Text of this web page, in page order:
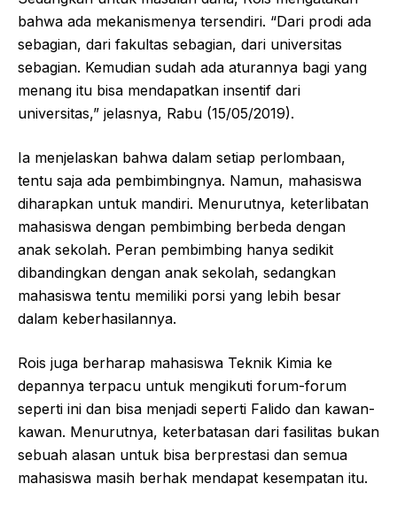
bahwa ada mekanismenya tersendiri. “Dari prodi ada
sebagian, dari fakultas sebagian, dari universitas
sebagian. Kemudian sudah ada aturannya bagi yang
menang itu bisa mendapatkan insentif dari
universitas,” jelasnya, Rabu (15/05/2019).
Ia menjelaskan bahwa dalam setiap perlombaan,
tentu saja ada pembimbingnya. Namun, mahasiswa
diharapkan untuk mandiri. Menurutnya, keterlibatan
mahasiswa dengan pembimbing berbeda dengan
anak sekolah. Peran pembimbing hanya sedikit
dibandingkan dengan anak sekolah, sedangkan
mahasiswa tentu memiliki porsi yang lebih besar
dalam keberhasilannya.
Rois juga berharap mahasiswa Teknik Kimia ke
depannya terpacu untuk mengikuti forum-forum
seperti ini dan bisa menjadi seperti Falido dan kawan-
kawan. Menurutnya, keterbatasan dari fasilitas bukan
sebuah alasan untuk bisa berprestasi dan semua
mahasiswa masih berhak mendapat kesempatan itu.